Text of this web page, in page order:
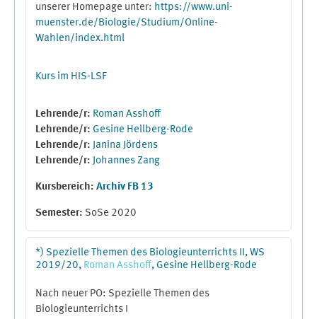
unserer Homepage unter: https://www.uni-
muenster.de/Biologie/Studium/Online-
Wahlen/index.html
Kurs im HIS-LSF
Lehrende/r: Roman Asshoff
Lehrende/r: Gesine Hellberg-Rode
Lehrende/r: Janina Jördens
Lehrende/r: Johannes Zang
Kursbereich: Archiv FB 13
Semester: SoSe 2020
*) Spezielle Themen des Biologieunterrichts II, WS
2019/20, Roman Asshoff, Gesine Hellberg-Rode
Nach neuer PO: Spezielle Themen des
Biologieunterrichts I